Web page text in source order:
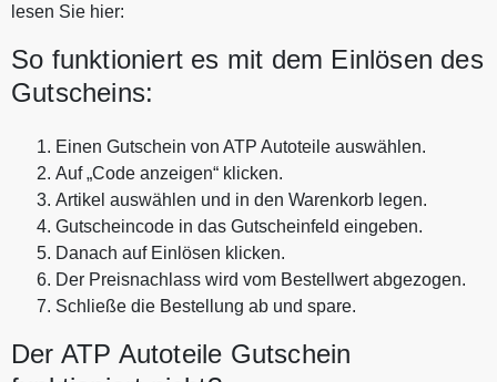
lesen Sie hier:
So funktioniert es mit dem Einlösen des
Gutscheins:
Einen Gutschein von ATP Autoteile auswählen.
Auf „Code anzeigen“ klicken.
Artikel auswählen und in den Warenkorb legen.
Gutscheincode in das Gutscheinfeld eingeben.
Danach auf Einlösen klicken.
Der Preisnachlass wird vom Bestellwert abgezogen.
Schließe die Bestellung ab und spare.
Der ATP Autoteile Gutschein